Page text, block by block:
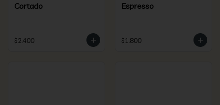
Cortado
$2.400
Espresso
$1.800